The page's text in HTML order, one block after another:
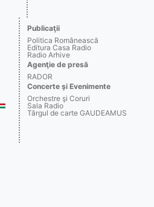
Publicaţii
Politica Românească
Editura Casa Radio
Radio Arhive
Agenţie de presă
RADOR
Concerte şi Evenimente
Orchestre şi Coruri
Sala Radio
Târgul de carte GAUDEAMUS